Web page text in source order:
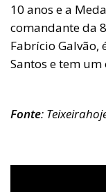
10 anos e a
comandante da
Fabrício Galvão,
Santos e tem
Fonte: